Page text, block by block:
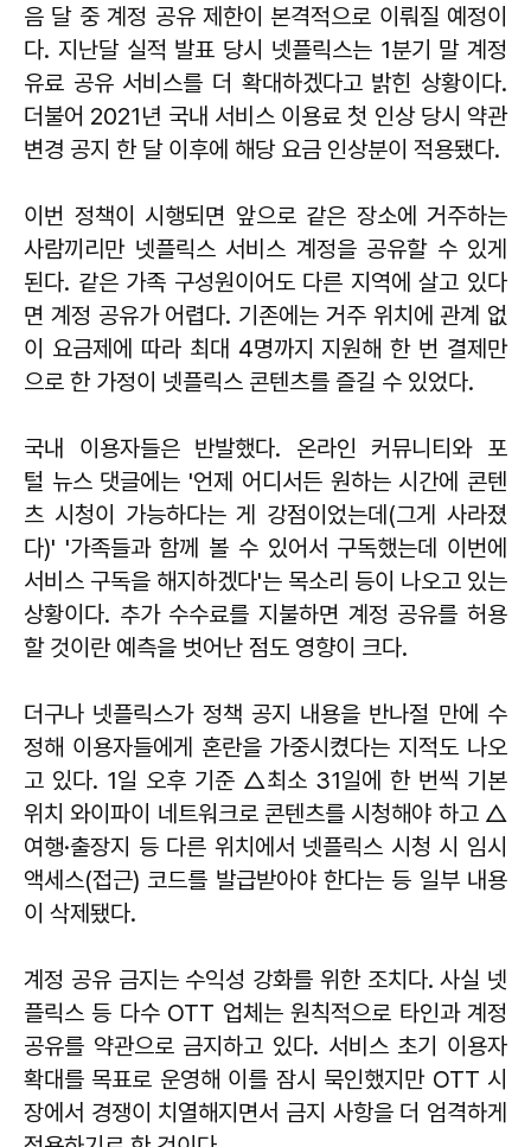
음 달 중 계정 공유 제한이 본격적으로 이뤄질 예정이
다. 지난달 실적 발표 당시 넷플릭스는 1분기 말 계정
유료 공유 서비스를 더 확대하겠다고 밝힌 상황이다.
더불어 2021년 국내 서비스 이용료 첫 인상 당시 약관
변경 공지 한 달 이후에 해당 요금 인상분이 적용됐다.
이번 정책이 시행되면 앞으로 같은 장소에 거주하는
사람끼리만 넷플릭스 서비스 계정을 공유할 수 있게
된다. 같은 가족 구성원이어도 다른 지역에 살고 있다
면 계정 공유가 어렵다. 기존에는 거주 위치에 관계 없
이 요금제에 따라 최대 4명까지 지원해 한 번 결제만
으로 한 가정이 넷플릭스 콘텐츠를 즐길 수 있었다.
국내 이용자들은 반발했다. 온라인 커뮤니티와 포
털 뉴스 댓글에는 '언제 어디서든 원하는 시간에 콘텐
츠 시청이 가능하다는 게 강점이었는데(그게 사라졌
다)' '가족들과 함께 볼 수 있어서 구독했는데 이번에
서비스 구독을 해지하겠다'는 목소리 등이 나오고 있는
상황이다. 추가 수수료를 지불하면 계정 공유를 허용
할 것이란 예측을 벗어난 점도 영향이 크다.
더구나 넷플릭스가 정책 공지 내용을 반나절 만에 수
정해 이용자들에게 혼란을 가중시켰다는 지적도 나오
고 있다. 1일 오후 기준 △최소 31일에 한 번씩 기본
위치 와이파이 네트워크로 콘텐츠를 시청해야 하고 △
여행·출장지 등 다른 위치에서 넷플릭스 시청 시 임시
액세스(접근) 코드를 발급받아야 한다는 등 일부 내용
이 삭제됐다.
계정 공유 금지는 수익성 강화를 위한 조치다. 사실 넷
플릭스 등 다수 OTT 업체는 원칙적으로 타인과 계정
공유를 약관으로 금지하고 있다. 서비스 초기 이용자
확대를 목표로 운영해 이를 잠시 묵인했지만 OTT 시
장에서 경쟁이 치열해지면서 금지 사항을 더 엄격하게